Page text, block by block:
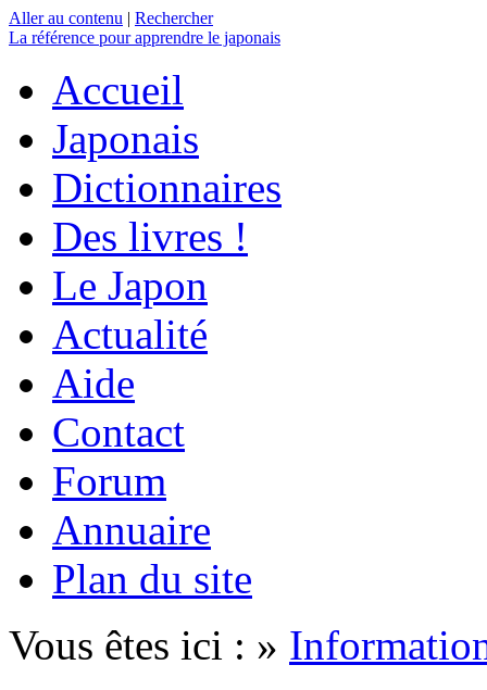
Aller au contenu | Rechercher
La référence pour apprendre le japonais
Accueil
Japonais
Dictionnaires
Des livres !
Le Japon
Actualité
Aide
Contact
Forum
Annuaire
Plan du site
Vous êtes ici : »